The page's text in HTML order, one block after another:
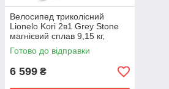
Велосипед триколісний
Lionelo Kori 2в1 Grey Stone
магнієвий сплав 9,15 кг,
колеса гума 10"+8" без
проколів, поворотне сидіння
Готово до відправки
6 599 ₴